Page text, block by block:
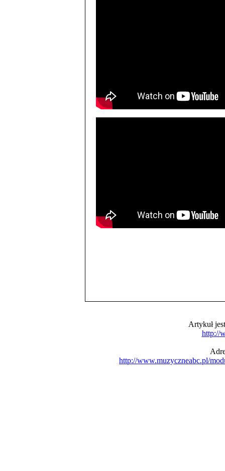
Artykuł
http://
http://www.muzyczneabc.pl/